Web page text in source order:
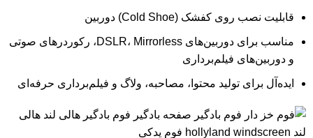
قابلیت نصب روی کفشک (Cold Shoe) دوربین
مناسب برای دوربین‌های DSLR، Mirrorless، رکوردرهای صوتی
و دوربین‌های فیلم‌برداری
ایده‌آل برای تولید محتوا، مصاحبه، ولاگ و فیلم‌برداری حرفه‌ای